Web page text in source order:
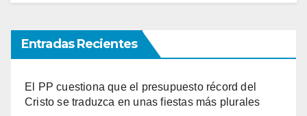
Entradas Recientes
El PP cuestiona que el presupuesto récord del
Cristo se traduzca en unas fiestas más plurales